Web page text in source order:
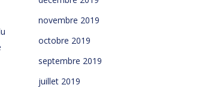
novembre 2019
octobre 2019
septembre 2019
juillet 2019